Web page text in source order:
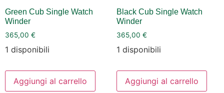
Green Cub Single Watch
Winder
365,00 €
1 disponibili
Aggiungi al carrello
Black Cub Single Watch
Winder
365,00 €
1 disponibili
Aggiungi al carrello